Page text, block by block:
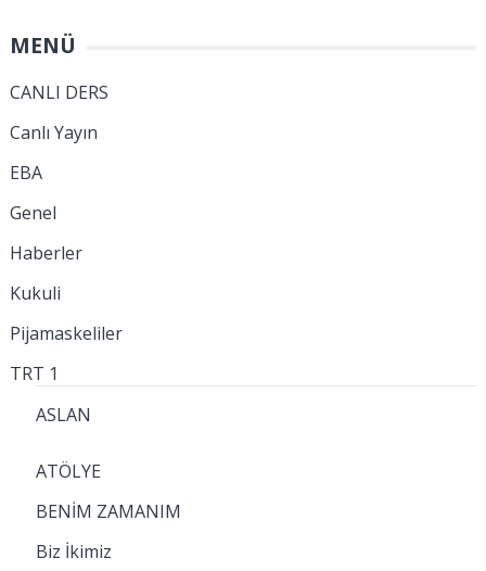
MENÜ
CANLI DERS
Canlı Yayın
EBA
Genel
Haberler
Kukuli
Pijamaskeliler
TRT 1
ASLAN
ATÖLYE
BENİM ZAMANIM
Biz İkimiz